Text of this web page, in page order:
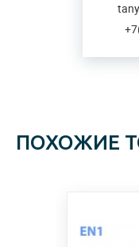
ПОХОЖИЕ